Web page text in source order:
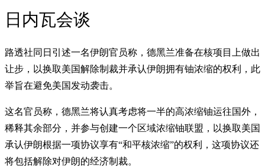
日内瓦会谈
路透社同日引述一名伊朗官员称，德黑兰准备在核项目上做出
让步，以换取美国解除制裁并承认伊朗拥有铀浓缩的权利，此
举旨在避免美国发动袭击。
这名官员称，德黑兰将认真考虑将一半的高浓缩铀运往国外，
稀释其余部分，并参与创建一个区域浓缩铀联盟，以换取美国
承认伊朗根据一项协议享有“和平核浓缩”的权利，这项协议还
将包括解除对伊朗的经济制裁。